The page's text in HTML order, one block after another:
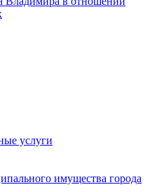
услуги
имущества города